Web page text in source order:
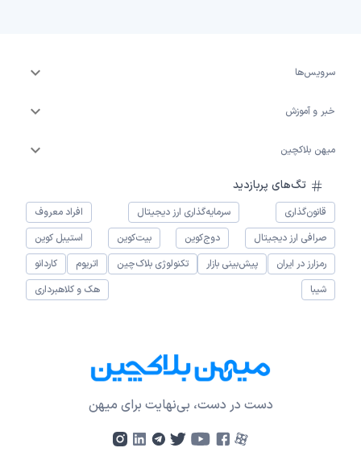
سرویس‌ها
خبر و آموزش
میهن بلاکچین
تگ‌های پربازدید
قانون‌گذاری سرمایه‌گذاری ارز دیجیتال
افراد معروف
صرافی ارز دیجیتال
دوج‌کوین بیت‌کوین
استیبل کوین
رمزارز در ایران
پیش‌بینی بازار تکنولوژی بلاک‌چین اتریوم
کاردانو
شیبا
هک و کلاهبرداری
دست در دست، بی‌نهایت برای میهن